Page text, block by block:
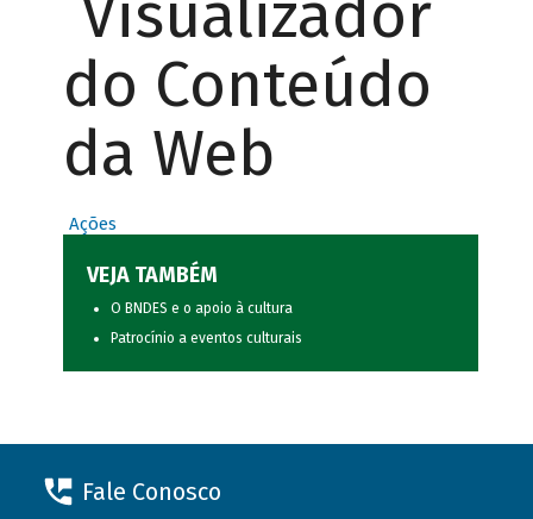
Visualizador
do Conteúdo
da Web
Ações
VEJA TAMBÉM
O BNDES e o apoio à cultura
Patrocínio a eventos culturais
Fale Conosco